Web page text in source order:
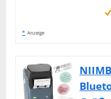
* Anzeige